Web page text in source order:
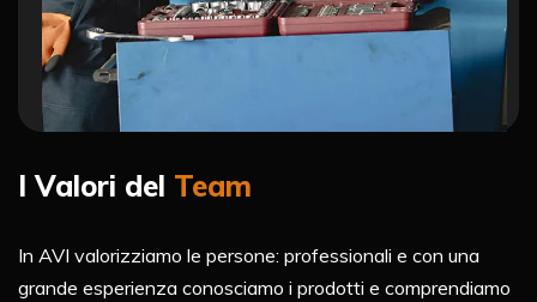
I Valori del Team
In AVI valorizziamo le persone: professionali e con una
grande esperienza conosciamo i prodotti e comprendiamo